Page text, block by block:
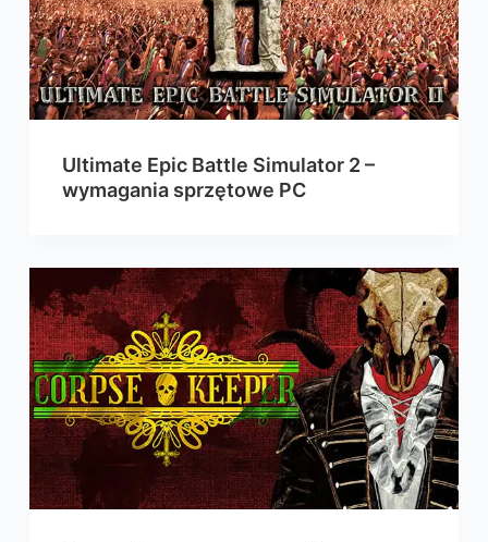
Ultimate Epic Battle Simulator 2 –
wymagania sprzętowe PC